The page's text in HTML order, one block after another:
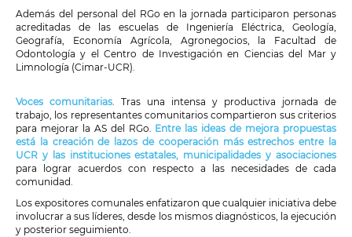
Además del personal del RGo en la jornada participaron personas
acreditadas de las escuelas de Ingeniería Eléctrica, Geología,
Geografía, Economía Agrícola, Agronegocios, la Facultad de
Odontología y el Centro de Investigación en Ciencias del Mar y
Limnología (Cimar-UCR).
Voces comunitarias. Tras una intensa y productiva jornada de
trabajo, los representantes comunitarios compartieron sus criterios
para mejorar la AS del RGo. Entre las ideas de mejora propuestas
está la creación de lazos de cooperación más estrechos entre la
UCR y las instituciones estatales, municipalidades y asociaciones
para lograr acuerdos con respecto a las necesidades de cada
comunidad.
Los expositores comunales enfatizaron que cualquier iniciativa debe
involucrar a sus líderes, desde los mismos diagnósticos, la ejecución
y posterior seguimiento.